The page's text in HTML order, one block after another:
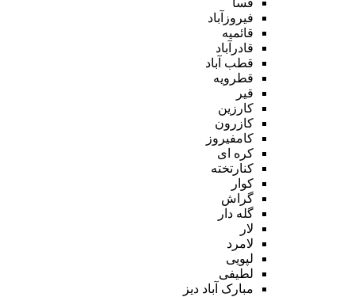
فیروزآباد
قائمیه
قادرآباد
قطب آباد
قطرویه
قیر
کارزین
کازرون
کامفیروز
کره ای
کنارتخته
کوار
گراش
گله دار
لار
لامرد
لپویی
لطیفی
مبارک آباد دیز